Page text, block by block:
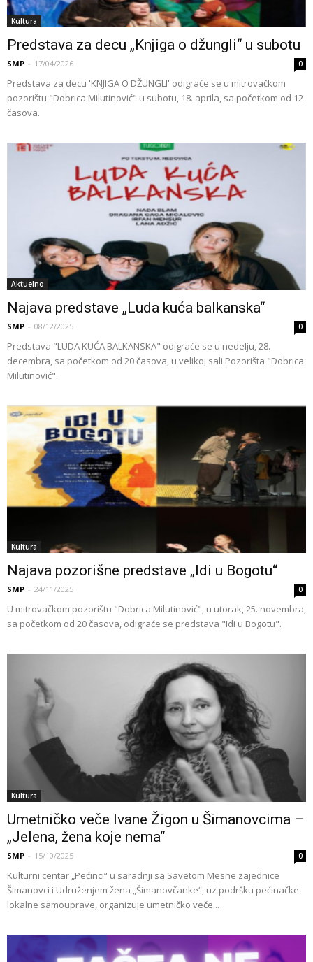
Kultura
Predstava za decu „Knjiga o džungli“ u subotu
SMP - 17/04/2026 0
Predstava za decu 'KNJIGA O DŽUNGLI' odigraće se u mitrovačkom
pozorištu "Dobrica Milutinović" u subotu, 18. aprila, sa početkom od 12
časova.
Aktuelno
Najava predstave „Luda kuća balkanska“
SMP - 08/12/2025 0
Predstava "LUDA KUĆA BALKANSKA" odigraće se u nedelju, 28.
decembra, sa početkom od 20 časova, u velikoj sali Pozorišta "Dobrica
Milutinović".
Kultura
Najava pozorišne predstave „Idi u Bogotu“
SMP - 24/11/2025 0
U mitrovačkom pozorištu "Dobrica Milutinović", u utorak, 25. novembra,
sa početkom od 20 časova, odigraće se predstava "Idi u Bogotu".
Kultura
Umetničko veče Ivane Žigon u Šimanovcima –
„Jelena, žena koje nema“
SMP - 15/10/2025 0
Kulturni centar „Pećinci“ u saradnji sa Savetom Mesne zajednice
Šimanovci i Udruženjem žena „Šimanovčanke“, uz podršku pećinačke
lokalne samouprave, organizuje umetničko veče...